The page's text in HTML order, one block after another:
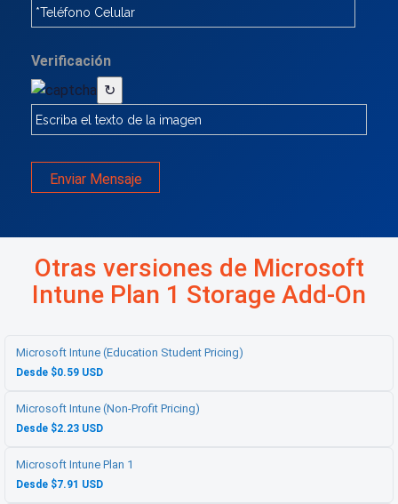
Verificación
↻
Enviar Mensaje
Otras versiones de Microsoft
Intune Plan 1 Storage Add-On
Microsoft Intune (Education Student Pricing)
Desde $0.59 USD
Microsoft Intune (Non-Profit Pricing)
Desde $2.23 USD
Microsoft Intune Plan 1
Desde $7.91 USD